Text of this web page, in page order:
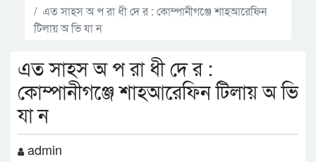
এত সাহস অ প রা ধী দে র : কোম্পানীগঞ্জে শাহআরেফিন
টিলায় অ ভি যা ন
এত সাহস অ প রা ধী দে র :
কোম্পানীগঞ্জে শাহআরেফিন টিলায় অ ভি
যা ন
admin